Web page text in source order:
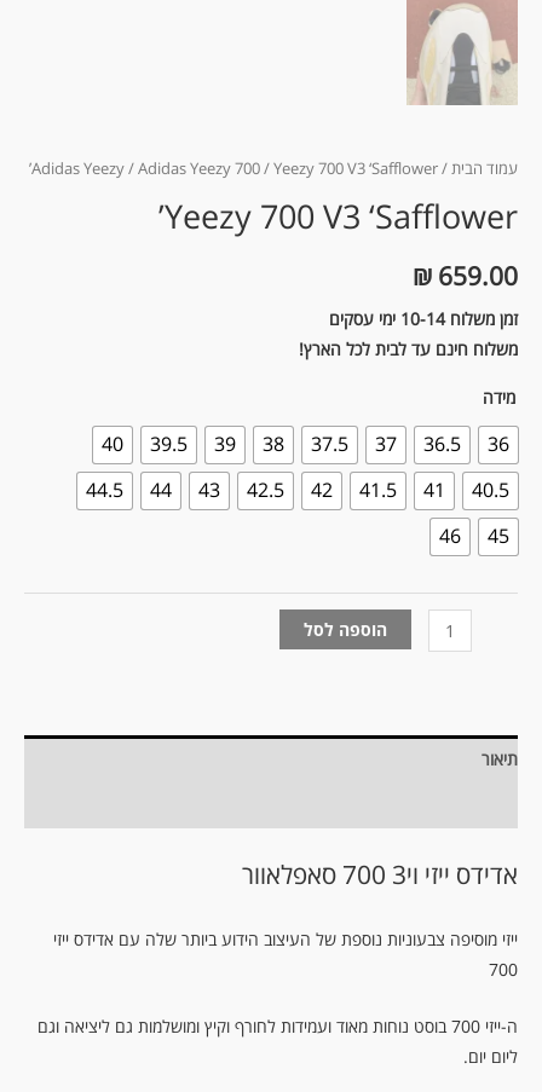
עמוד הבית/
Adidas Yeezy/Adidas Yeezy 700/ Yeezy 700 V3 ‘Safflower’
Yeezy 700 V3 ‘Safflower’
₪ 659.00
זמן משלוח 10-14 ימי עסקים
משלוח חינם עד לבית לכל הארץ!
מידה
36
36.5
37
37.5
38
39
39.5
40
40.5
41
41.5
42
42.5
43
44
44.5
45
46
הוספה לסל
תיאור
אדידס ייזי וי3 700 סאפלאוור
ייזי מוסיפה צבעוניות נוספת של העיצוב הידוע ביותר שלה עם אדידס ייזי
700
ה-ייזי 700 בוסט נוחות מאוד ועמידות לחורף וקיץ ומושלמות גם ליציאה וגם
ליום יום.